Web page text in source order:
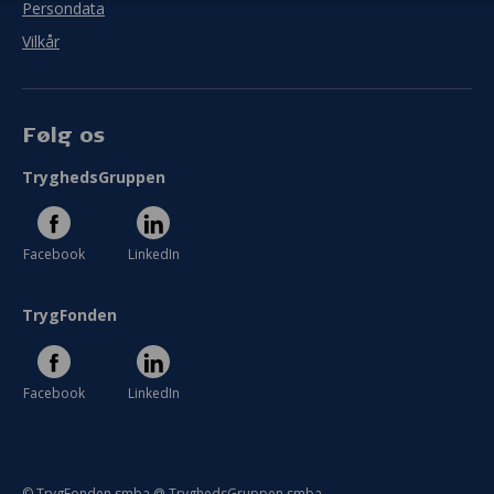
I meget ringe grad I meget høj grad
Se hele evaluering
Persondata
Vilkår
Følg os
TryghedsGruppen
Facebook LinkedIn
TrygFonden
Facebook LinkedIn